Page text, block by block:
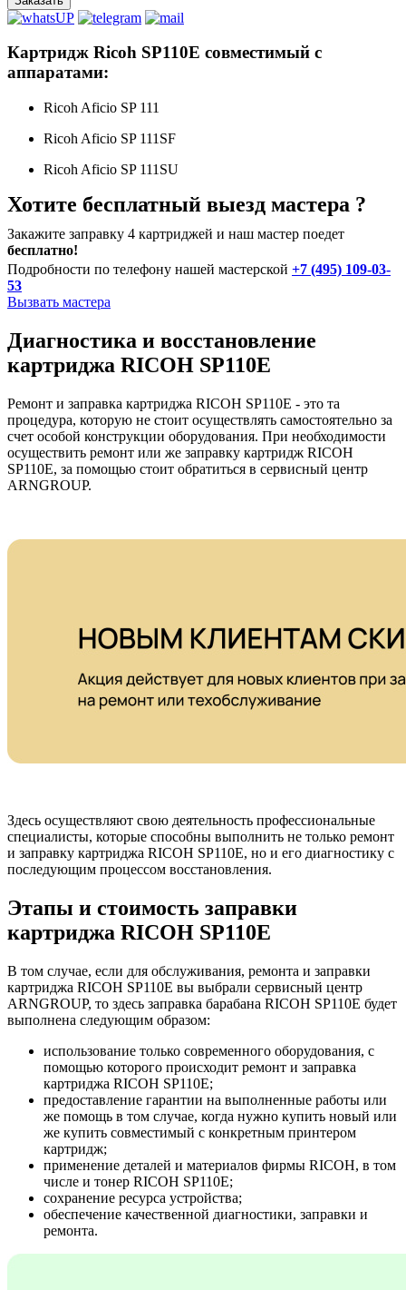
Картридж Ricoh SP110E совместимый с
аппаратами:
Ricoh Aficio SP 111
Ricoh Aficio SP 111SF
Ricoh Aficio SP 111SU
Хотите бесплатный выезд мастера ?
Закажите заправку 4 картриджей и наш мастер поедет
бесплатно!
Подробности по телефону нашей мастерской +7 (495) 109-03-
53
Вызвать мастера
Диагностика и восстановление
картриджа RICOH SP110E
Ремонт и заправка картриджа RICOH SP110E - это та
процедура, которую не стоит осуществлять самостоятельно за
счет особой конструкции оборудования. При необходимости
осуществить ремонт или же заправку картридж RICOH
SP110E, за помощью стоит обратиться в сервисный центр
ARNGROUP.
Здесь осуществляют свою деятельность профессиональные
специалисты, которые способны выполнить не только ремонт
и заправку картриджа RICOH SP110E, но и его диагностику с
последующим процессом восстановления.
Этапы и стоимость заправки
картриджа RICOH SP110E
В том случае, если для обслуживания, ремонта и заправки
картриджа RICOH SP110E вы выбрали сервисный центр
ARNGROUP, то здесь заправка барабана RICOH SP110E будет
выполнена следующим образом:
использование только современного оборудования, с
помощью которого происходит ремонт и заправка
картриджа RICOH SP110E;
предоставление гарантии на выполненные работы или
же помощь в том случае, когда нужно купить новый или
же купить совместимый с конкретным принтером
картридж;
применение деталей и материалов фирмы RICOH, в том
числе и тонер RICOH SP110E;
сохранение ресурса устройства;
обеспечение качественной диагностики, заправки и
ремонта.